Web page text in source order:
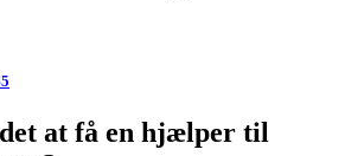
at få en hjælper til